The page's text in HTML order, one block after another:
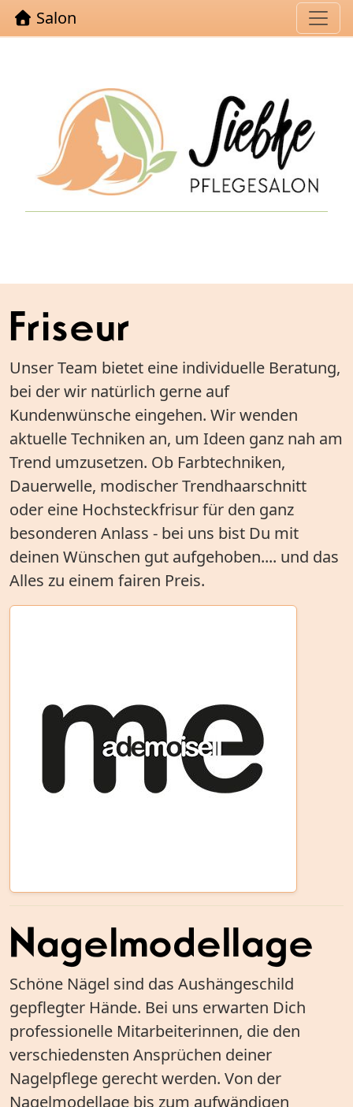
Salon
Friseur
Unser Team bietet eine individuelle Beratung,
bei der wir natürlich gerne auf
Kundenwünsche eingehen. Wir wenden
aktuelle Techniken an, um Ideen ganz nah am
Trend umzusetzen. Ob Farbtechniken,
Dauerwelle, modischer Trendhaarschnitt
oder eine Hochsteckfrisur für den ganz
besonderen Anlass - bei uns bist Du mit
deinen Wünschen gut aufgehoben.... und das
Alles zu einem fairen Preis.
Nagelmodellage
Schöne Nägel sind das Aushängeschild
gepflegter Hände. Bei uns erwarten Dich
professionelle Mitarbeiterinnen, die den
verschiedensten Ansprüchen deiner
Nagelpflege gerecht werden. Von der
Nagelmodellage bis zum aufwändigen